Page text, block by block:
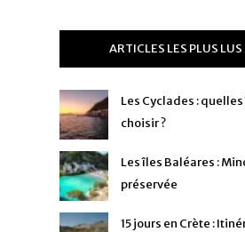
ARTICLES LES PLUS LUS
Les Cyclades :
choisir ?
Les îles Baléares :
préservée
15 jours en Crète :